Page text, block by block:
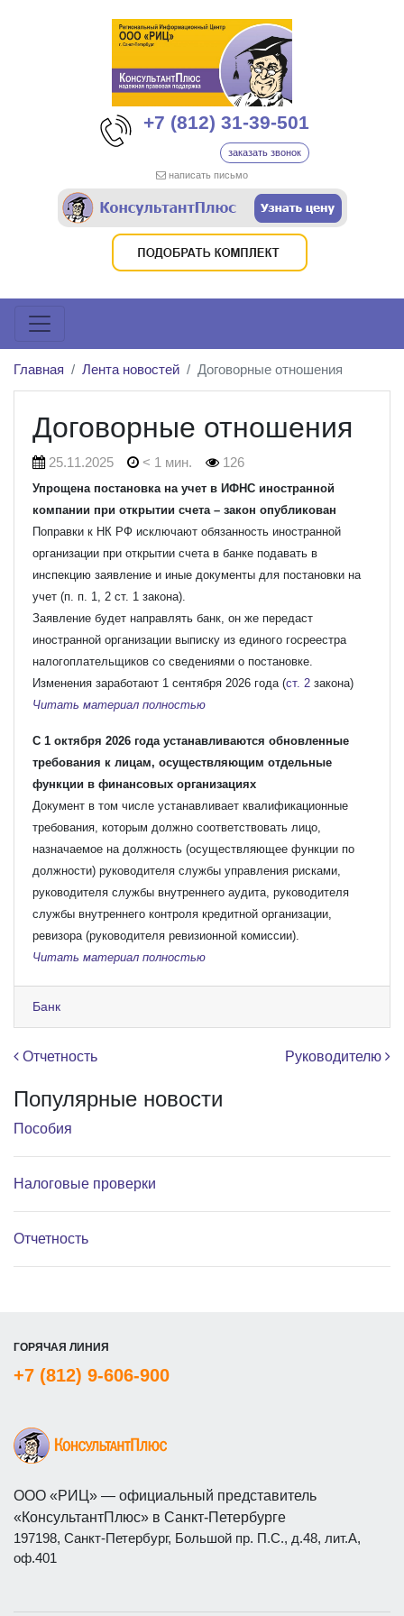
+7 (812) 31-39-501
заказать звонок
написать письмо
Главная Лента новостей Договорные отношения
Договорные отношения
25.11.2025 < 1 мин. 126
Упрощена постановка на учет в ИФНС иностранной
компании при открытии счета – закон опубликован
Поправки к НК РФ исключают обязанность иностранной
организации при открытии счета в банке подавать в
инспекцию заявление и иные документы для постановки на
учет (п. п. 1, 2 ст. 1 закона).
Заявление будет направлять банк, он же передаст
иностранной организации выписку из единого госреестра
налогоплательщиков со сведениями о постановке.
Изменения заработают 1 сентября 2026 года (ст. 2 закона)
Читать материал полностью
С 1 октября 2026 года устанавливаются обновленные
требования к лицам, осуществляющим отдельные
функции в финансовых организациях
Документ в том числе устанавливает квалификационные
требования, которым должно соответствовать лицо,
назначаемое на должность (осуществляющее функции по
должности) руководителя службы управления рисками,
руководителя службы внутреннего аудита, руководителя
службы внутреннего контроля кредитной организации,
ревизора (руководителя ревизионной комиссии).
Читать материал полностью
Банк
Навигация по записям
Отчетность Руководителю
Популярные новости
Пособия
Налоговые проверки
Отчетность
ГОРЯЧАЯ ЛИНИЯ
+7 (812) 9-606-900
ООО «РИЦ» — официальный представитель
«КонсультантПлюс» в Санкт-Петербурге
197198, Санкт-Петербург, Большой пр. П.С., д.48, лит.А,
оф.401